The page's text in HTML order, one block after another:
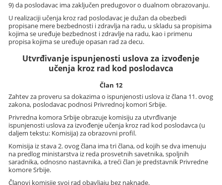
9) da poslodavac ima zaključen predugovor o dualnom obrazovanju.
U realizaciji učenja kroz rad poslodavac je dužan da obezbedi
propisane mere bezbednosti i zdravlja na radu, u skladu sa propisima
kojima se uređuje bezbednost i zdravlje na radu, kao i primenu
propisa kojima se uređuje opasan rad za decu.
Utvrđivanje ispunjenosti uslova za izvođenje
učenja kroz rad kod poslodavca
Član 12
Zahtev za proveru sa dokazima o ispunjenosti uslova iz člana 11. ovog
zakona, poslodavac podnosi Privrednoj komori Srbije.
Privredna komora Srbije obrazuje komisiju za utvrđivanje
ispunjenosti uslova za izvođenje učenja kroz rad kod poslodavca (u
daljem tekstu: Komisija) za obrazovni profil.
Komisija iz stava 2. ovog člana ima tri člana, od kojih se dva imenuju
na predlog ministarstva iz reda prosvetnih savetnika, spoljnih
saradnika, odnosno nastavnika, a treći član je predstavnik Privredne
komore Srbije.
Članovi komisije svoj rad obavljaju bez naknade.